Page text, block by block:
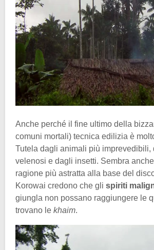
Anche perché il fine ultimo della
comuni mortali) tecnica edilizia è
Tutela dagli animali più imprevedibili,
velenosi e dagli insetti. Sembra
ragione più astratta alla base del
Korowai credono che gli spiriti
giungla non possano raggiungere le
trovano le khaim.